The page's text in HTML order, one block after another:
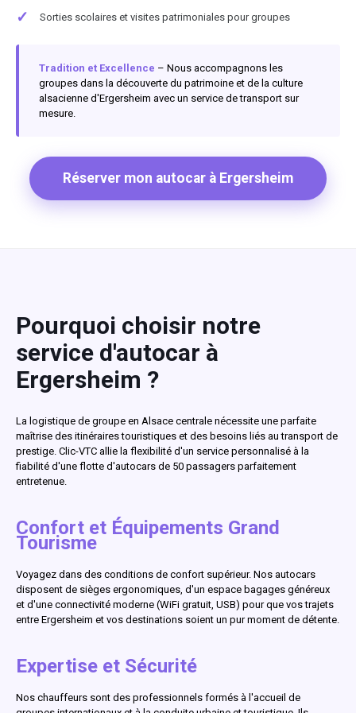
✓ Sorties scolaires et visites patrimoniales pour groupes
Tradition et Excellence – Nous accompagnons les
groupes dans la découverte du patrimoine et de la culture
alsacienne d'Ergersheim avec un service de transport sur
mesure.
Réserver mon autocar à Ergersheim
Pourquoi choisir notre
service d'autocar à
Ergersheim ?
La logistique de groupe en Alsace centrale nécessite une parfaite
maîtrise des itinéraires touristiques et des besoins liés au transport de
prestige. Clic-VTC allie la flexibilité d'un service personnalisé à la
fiabilité d'une flotte d'autocars de 50 passagers parfaitement
entretenue.
Confort et Équipements Grand
Tourisme
Voyagez dans des conditions de confort supérieur. Nos autocars
disposent de sièges ergonomiques, d'un espace bagages généreux
et d'une connectivité moderne (WiFi gratuit, USB) pour que vos trajets
entre Ergersheim et vos destinations soient un pur moment de détente.
Expertise et Sécurité
Nos chauffeurs sont des professionnels formés à l'accueil de